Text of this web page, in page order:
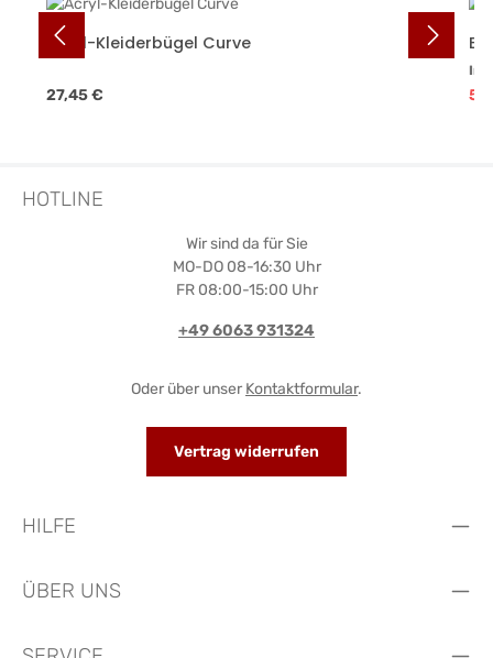
Acryl-Kleiderbügel Curve
Regulärer Preis:
27,45 €
HOTLINE
Wir sind da für Sie
MO-DO 08-16:30 Uhr
FR 08:00-15:00 Uhr
+49 6063 931324
Oder über unser Kontaktformular.
Vertrag widerrufen
HILFE
ÜBER UNS